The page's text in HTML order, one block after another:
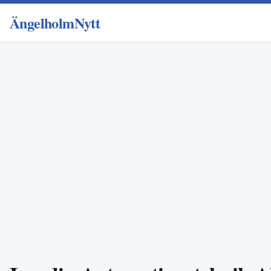
ÄngelholmNytt